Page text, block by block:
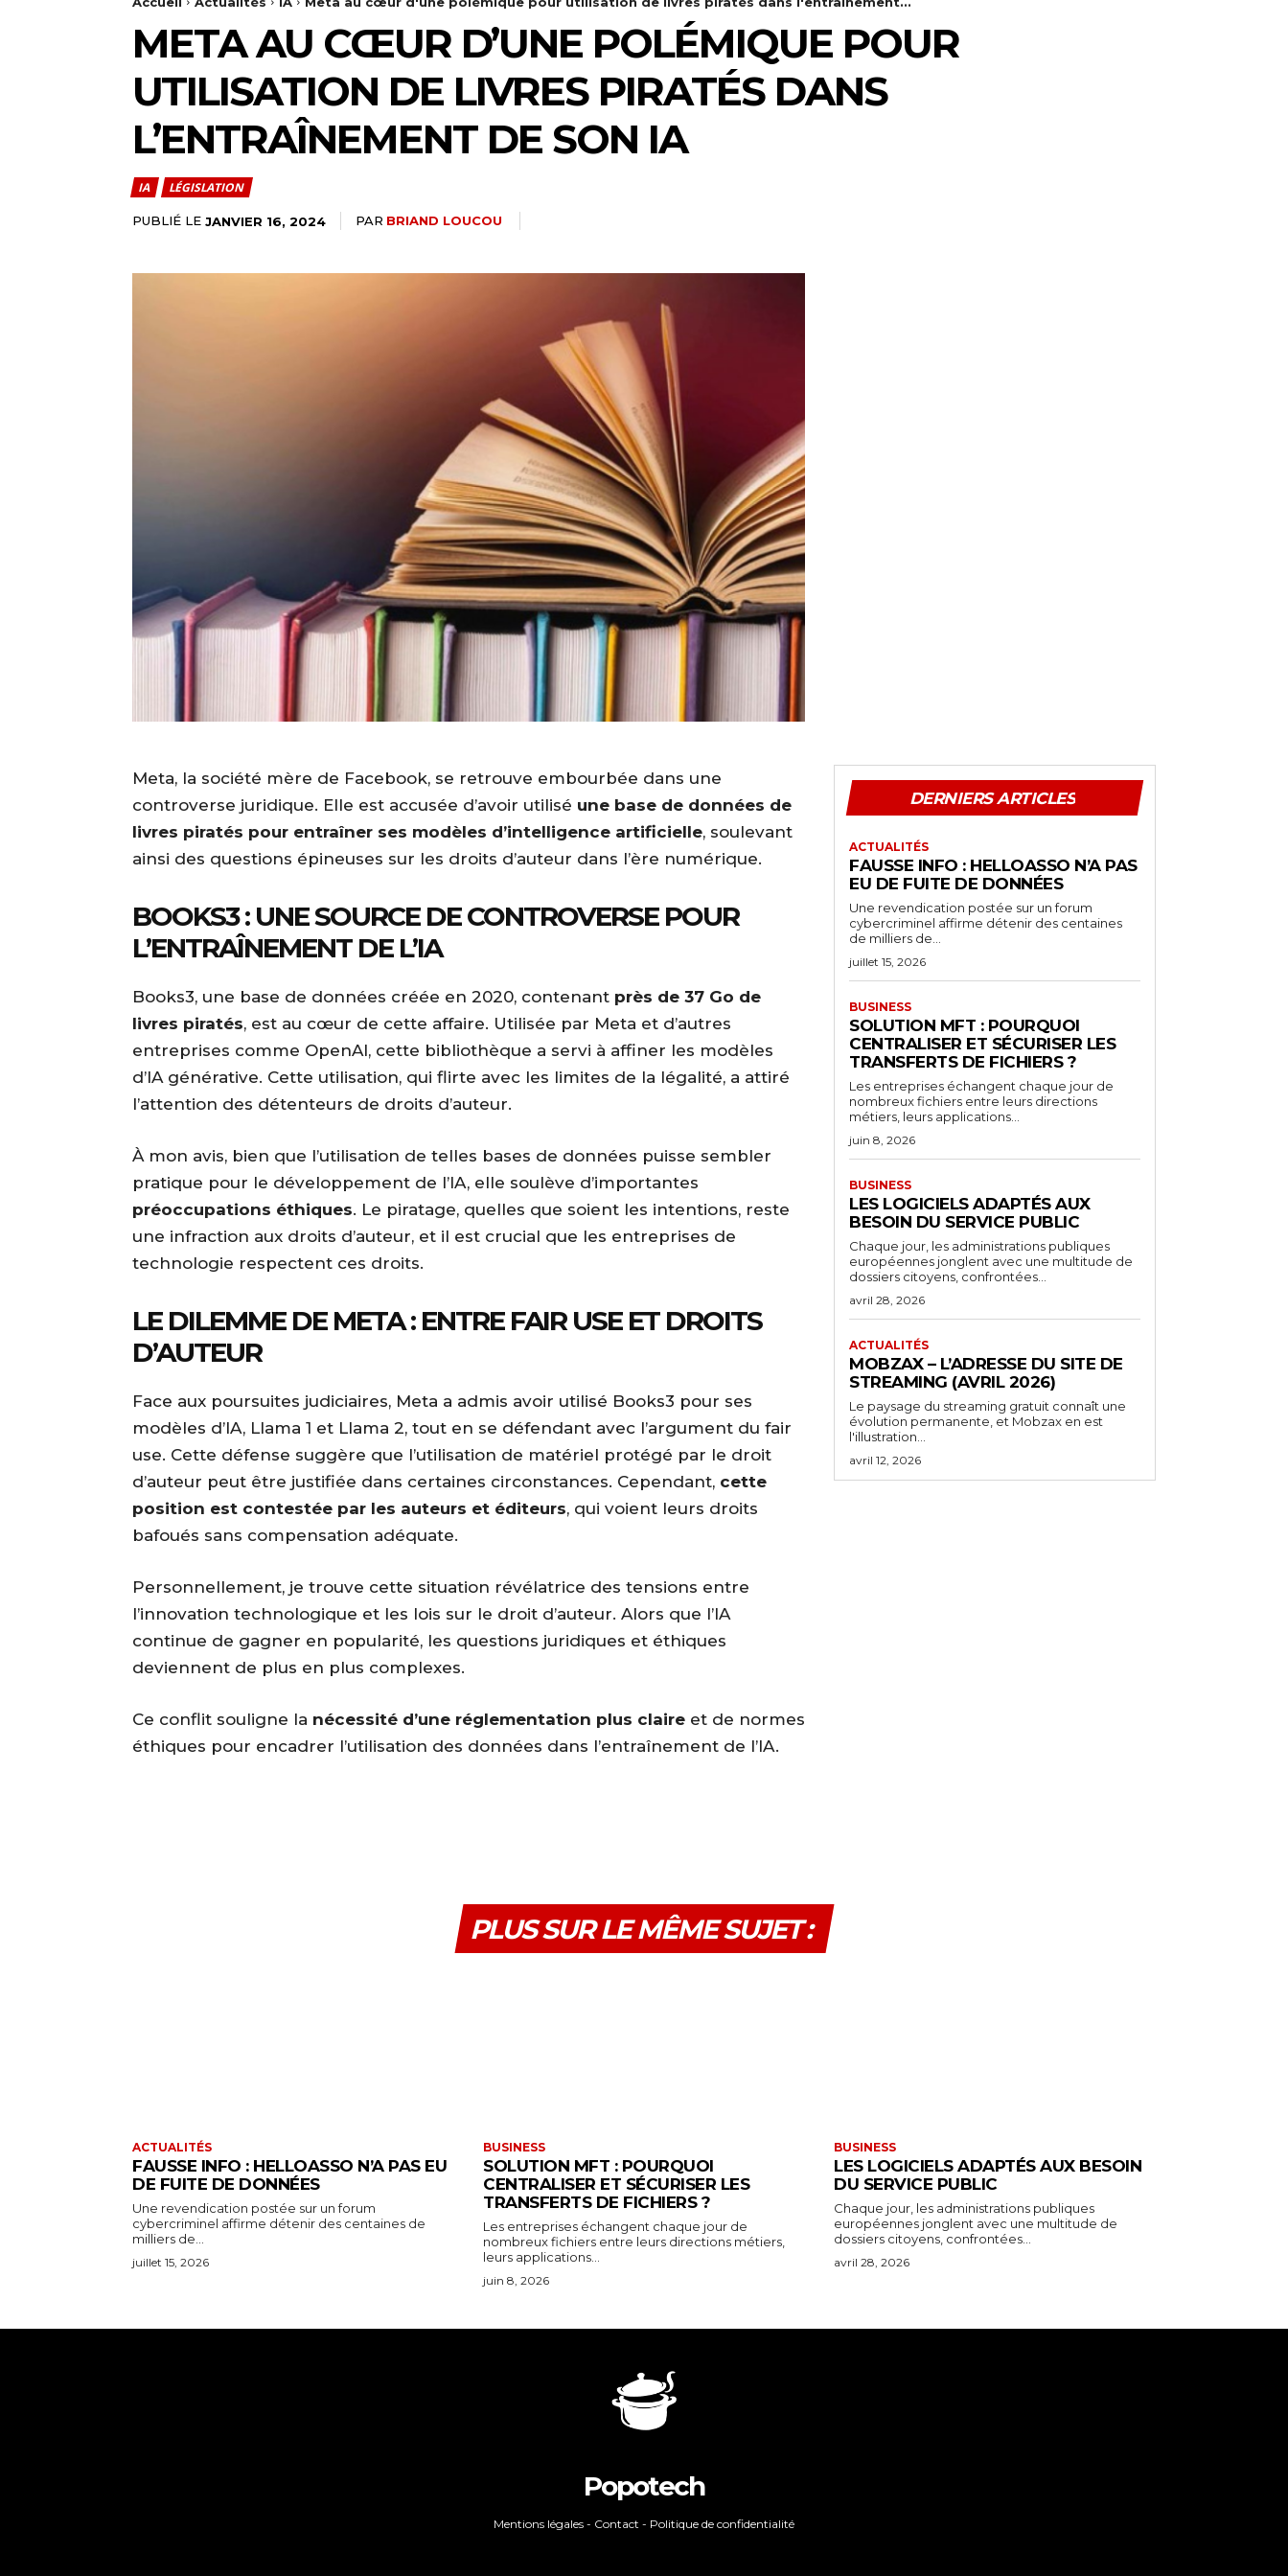
META AU CŒUR D’UNE POLÉMIQUE POUR
UTILISATION DE LIVRES PIRATÉS DANS
L’ENTRAÎNEMENT DE SON IA
IA LÉGISLATION
PUBLIÉ LE JANVIER 16, 2024 PAR BRIAND LOUCOU
Meta, la société mère de Facebook, se retrouve embourbée dans une
controverse juridique. Elle est accusée d’avoir utilisé une base de données de
livres piratés pour entraîner ses modèles d’intelligence artificielle, soulevant
ainsi des questions épineuses sur les droits d’auteur dans l’ère numérique.
BOOKS3 : UNE SOURCE DE CONTROVERSE POUR
L’ENTRAÎNEMENT DE L’IA
Books3, une base de données créée en 2020, contenant près de 37 Go de
livres piratés, est au cœur de cette affaire. Utilisée par Meta et d’autres
entreprises comme OpenAI, cette bibliothèque a servi à affiner les modèles
d’IA générative. Cette utilisation, qui flirte avec les limites de la légalité, a attiré
l’attention des détenteurs de droits d’auteur.
À mon avis, bien que l’utilisation de telles bases de données puisse sembler
pratique pour le développement de l’IA, elle soulève d’importantes
préoccupations éthiques. Le piratage, quelles que soient les intentions, reste
une infraction aux droits d’auteur, et il est crucial que les entreprises de
technologie respectent ces droits.
LE DILEMME DE META : ENTRE FAIR USE ET DROITS
D’AUTEUR
Face aux poursuites judiciaires, Meta a admis avoir utilisé Books3 pour ses
modèles d’IA, Llama 1 et Llama 2, tout en se défendant avec l’argument du fair
use. Cette défense suggère que l’utilisation de matériel protégé par le droit
d’auteur peut être justifiée dans certaines circonstances. Cependant, cette
position est contestée par les auteurs et éditeurs, qui voient leurs droits
bafoués sans compensation adéquate.
Personnellement, je trouve cette situation révélatrice des tensions entre
l’innovation technologique et les lois sur le droit d’auteur. Alors que l’IA
continue de gagner en popularité, les questions juridiques et éthiques
deviennent de plus en plus complexes.
Ce conflit souligne la nécessité d’une réglementation plus claire et de normes
éthiques pour encadrer l’utilisation des données dans l’entraînement de l’IA.
DERNIERS ARTICLES
ACTUALITÉS
FAUSSE INFO : HELLOASSO N’A PAS
EU DE FUITE DE DONNÉES
Une revendication postée sur un forum
cybercriminel affirme détenir des centaines
de milliers de...
juillet 15, 2026
BUSINESS
SOLUTION MFT : POURQUOI
CENTRALISER ET SÉCURISER LES
TRANSFERTS DE FICHIERS ?
Les entreprises échangent chaque jour de
nombreux fichiers entre leurs directions
métiers, leurs applications...
juin 8, 2026
BUSINESS
LES LOGICIELS ADAPTÉS AUX
BESOIN DU SERVICE PUBLIC
Chaque jour, les administrations publiques
européennes jonglent avec une multitude de
dossiers citoyens, confrontées...
avril 28, 2026
ACTUALITÉS
MOBZAX – L’ADRESSE DU SITE DE
STREAMING (AVRIL 2026)
Le paysage du streaming gratuit connaît une
évolution permanente, et Mobzax en est
l'illustration...
avril 12, 2026
PLUS SUR LE MÊME SUJET :
ACTUALITÉS
FAUSSE INFO : HELLOASSO N’A PAS EU
DE FUITE DE DONNÉES
Une revendication postée sur un forum
cybercriminel affirme détenir des centaines de
milliers de...
juillet 15, 2026
BUSINESS
SOLUTION MFT : POURQUOI
CENTRALISER ET SÉCURISER LES
TRANSFERTS DE FICHIERS ?
Les entreprises échangent chaque jour de
nombreux fichiers entre leurs directions métiers,
leurs applications...
juin 8, 2026
BUSINESS
LES LOGICIELS ADAPTÉS AUX BESOIN
DU SERVICE PUBLIC
Chaque jour, les administrations publiques
européennes jonglent avec une multitude de
dossiers citoyens, confrontées...
avril 28, 2026
Popotech
Mentions légales - Contact - Politique de confidentialité